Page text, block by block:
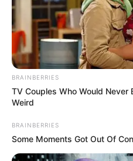
BRAINBERRIES
TV Couples Who Would Never
Weird
BRAINBERRIES
Some Moments Got Out Of